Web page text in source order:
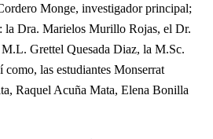
Monge, investigador principal;
la Dra. Marielos Murillo Rojas, el Dr.
Grettel Quesada Diaz, la M.Sc.
las estudiantes Monserrat
Raquel Acuña Mata, Elena Bonilla